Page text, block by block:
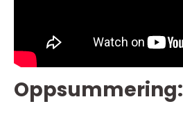
Oppsummering: